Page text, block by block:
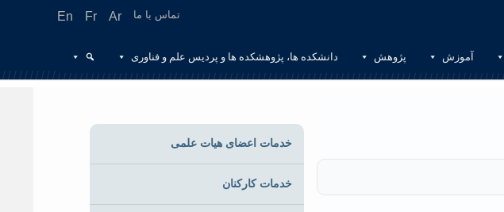
En Fr Ar تماس با ما
آموزش پژوهش دانشکده ها، پژوهشکده ها و پردیس علم و فناوری
خدمات اعضای هیات علمی
خدمات کارکنان